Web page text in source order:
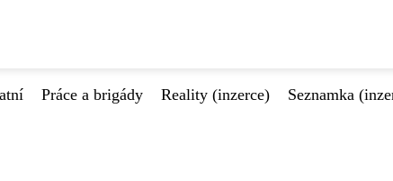
Práce a brigády Reality (inzerce) Seznamka